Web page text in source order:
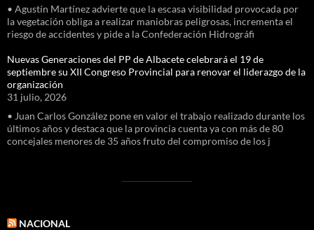
• Agustín Martínez advierte que la escasa visibilidad provocada por
la vegetación obliga a realizar maniobras peligrosas, incrementa el
riesgo de accidentes y pide a la Confederación Hidrográfi
Nuevas Generaciones del PP de Albacete celebrará el 19 de
septiembre su XII Congreso Provincial para renovar el liderazgo de la
organización
31 julio, 2026
• Juan Carlos González pone en valor el trabajo realizado durante los
últimos años y destaca que la provincia cuenta ya con más de 80
concejales menores de 35 años fruto del compromiso de los j
NACIONAL